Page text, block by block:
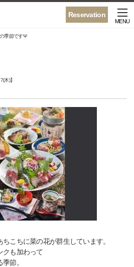
Reservation
MENU
季節ですΨ
木)】
こちに菜の花が群生しています。
クも加わって
節。